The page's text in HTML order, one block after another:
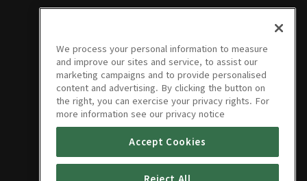
We process your personal information to measure
and improve our sites and service, to assist our
marketing campaigns and to provide personalised
content and advertising. By clicking the button on
the right, you can exercise your privacy rights. For
more information see our privacy notice
Accept Cookies